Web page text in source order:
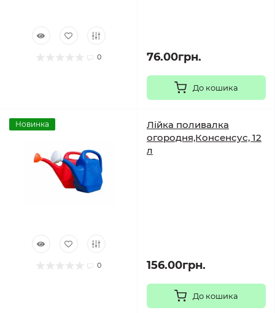
0 76.00грн.
До кошика
Новинка
0
Лійка поливалка
огородня,Консенсус, 12
л
156.00грн.
До кошика